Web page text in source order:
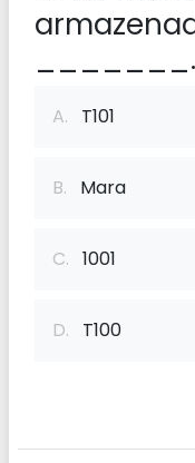
_______.
A. T101
B. Mara
C. 1001
D. T100